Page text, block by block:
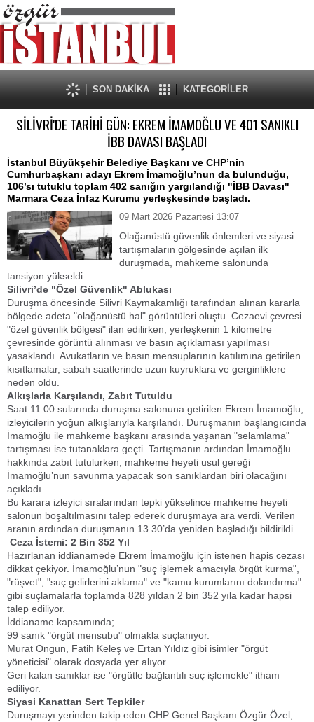
SON DAKİKA KATEGORİLER
SİLİVRİ'DE TARİHİ GÜN: EKREM İMAMOĞLU VE 401 SANIKLI
İBB DAVASI BAŞLADI
İstanbul Büyükşehir Belediye Başkanı ve CHP’nin
Cumhurbaşkanı adayı Ekrem İmamoğlu’nun da bulunduğu,
106’sı tutuklu toplam 402 sanığın yargılandığı "İBB Davası"
Marmara Ceza İnfaz Kurumu yerleşkesinde başladı.
09 Mart 2026 Pazartesi 13:07
Olağanüstü güvenlik önlemleri ve siyasi
tartışmaların gölgesinde açılan ilk
duruşmada, mahkeme salonunda
tansiyon yükseldi.
​Silivri’de "Özel Güvenlik" Ablukası
​Duruşma öncesinde Silivri Kaymakamlığı tarafından alınan kararla
bölgede adeta "olağanüstü hal" görüntüleri oluştu. Cezaevi çevresi
"özel güvenlik bölgesi" ilan edilirken, yerleşkenin 1 kilometre
çevresinde görüntü alınması ve basın açıklaması yapılması
yasaklandı. Avukatların ve basın mensuplarının katılımına getirilen
kısıtlamalar, sabah saatlerinde uzun kuyruklara ve gerginliklere
neden oldu.
​Alkışlarla Karşılandı, Zabıt Tutuldu
​Saat 11.00 sularında duruşma salonuna getirilen Ekrem İmamoğlu,
izleyicilerin yoğun alkışlarıyla karşılandı. Duruşmanın başlangıcında
İmamoğlu ile mahkeme başkanı arasında yaşanan "selamlama"
tartışması ise tutanaklara geçti. Tartışmanın ardından İmamoğlu
hakkında zabıt tutulurken, mahkeme heyeti usul gereği
İmamoğlu’nun savunma yapacak son sanıklardan biri olacağını
açıkladı.
​Bu karara izleyici sıralarından tepki yükselince mahkeme heyeti
salonun boşaltılmasını talep ederek duruşmaya ara verdi. Verilen
aranın ardından duruşmanın 13.30’da yeniden başladığı bildirildi.
​ Ceza İstemi: 2 Bin 352 Yıl
​Hazırlanan iddianamede Ekrem İmamoğlu için istenen hapis cezası
dikkat çekiyor. İmamoğlu’nun "suç işlemek amacıyla örgüt kurma",
"rüşvet", "suç gelirlerini aklama" ve "kamu kurumlarını dolandırma"
gibi suçlamalarla toplamda 828 yıldan 2 bin 352 yıla kadar hapsi
talep ediliyor.
​İddianame kapsamında;
​99 sanık "örgüt mensubu" olmakla suçlanıyor.
​Murat Ongun, Fatih Keleş ve Ertan Yıldız gibi isimler "örgüt
yöneticisi" olarak dosyada yer alıyor.
​Geri kalan sanıklar ise "örgütle bağlantılı suç işlemekle" itham
ediliyor.
​Siyasi Kanattan Sert Tepkiler
​Duruşmayı yerinden takip eden CHP Genel Başkanı Özgür Özel,